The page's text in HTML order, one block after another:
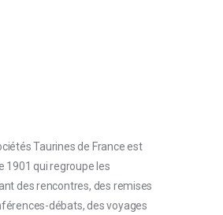
Taurines de France est
1901 qui regroupe les
des rencontres, des remises
débats, des voyages